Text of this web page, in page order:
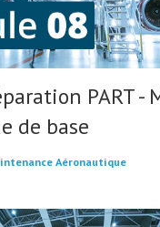
PART -
de base
Aéronautique